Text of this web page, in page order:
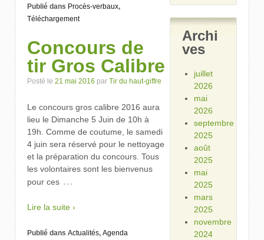
Publié dans Procès-verbaux,
Téléchargement
Concours de
tir Gros Calibre
Posté le 21 mai 2016 par Tir du haut-giffre
Le concours gros calibre 2016 aura
lieu le Dimanche 5 Juin de 10h à
19h. Comme de coutume, le samedi
4 juin sera réservé pour le nettoyage
et la préparation du concours. Tous
les volontaires sont les bienvenus
pour ces …
Lire la suite ›
Publié dans Actualités, Agenda
Archi
ves
juillet
2026
mai
2026
septembre
2025
août
2025
mai
2025
mars
2025
novembre
2024